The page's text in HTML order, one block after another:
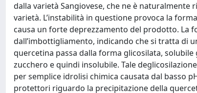
dalla varietà Sangiovese, che ne è
varietà. L’instabilità in questione provoca la
causa un forte deprezzamento del prodotto. La
dall’imbottigliamento, indicando che si tratta di
quercetina passa dalla forma glicosilata,
zucchero e quindi insolubile. Tale
per semplice idrolisi chimica causata dal basso
protettori riguardo la precipitazione della